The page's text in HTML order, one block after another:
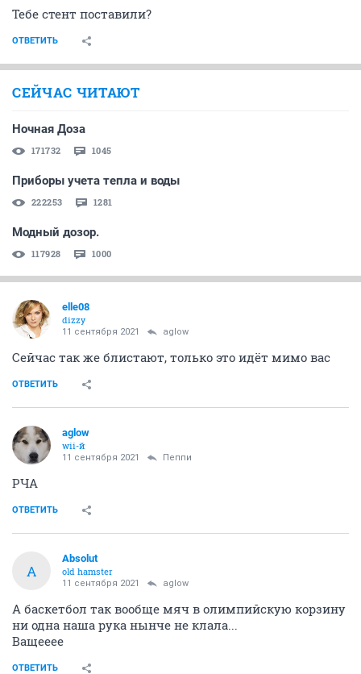
Тебе стент поставили?
ОТВЕТИТЬ
СЕЙЧАС ЧИТАЮТ
Ночная Доза
171732 1045
Приборы учета тепла и воды
222253 1281
Модный дозор.
117928 1000
elle08
dizzy
11 сентября 2021 aglow
Сейчас так же блистают, только это идёт мимо вас
ОТВЕТИТЬ
aglow
wii-й
11 сентября 2021 Пeппи
РЧА
ОТВЕТИТЬ
A
Absolut
old hamster
11 сентября 2021 aglow
А баскетбол так вообще мяч в олимпийскую корзину
ни одна наша рука нынче не клала...
Ващееее
ОТВЕТИТЬ